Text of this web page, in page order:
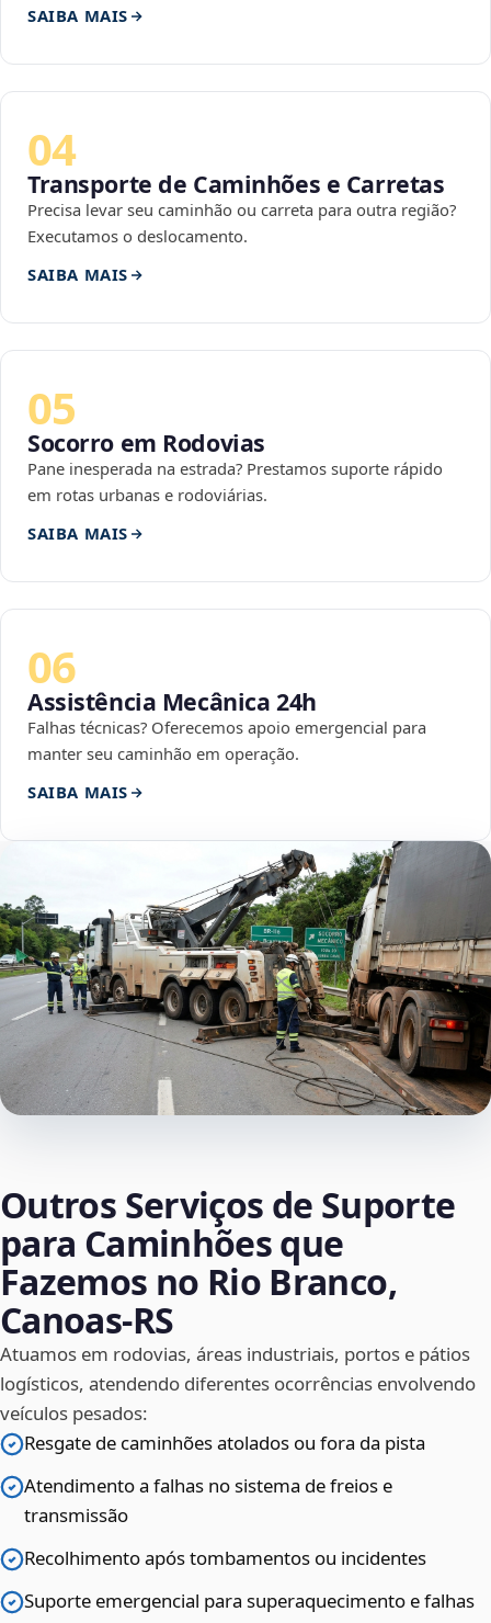
SAIBA MAIS
04
Transporte de Caminhões e Carretas
Precisa levar seu caminhão ou carreta para outra região?
Executamos o deslocamento.
SAIBA MAIS
05
Socorro em Rodovias
Pane inesperada na estrada? Prestamos suporte rápido
em rotas urbanas e rodoviárias.
SAIBA MAIS
06
Assistência Mecânica 24h
Falhas técnicas? Oferecemos apoio emergencial para
manter seu caminhão em operação.
SAIBA MAIS
Outros Serviços de Suporte
para Caminhões que
Fazemos no Rio Branco,
Canoas‑RS
Atuamos em rodovias, áreas industriais, portos e pátios
logísticos, atendendo diferentes ocorrências envolvendo
veículos pesados:
Resgate de caminhões atolados ou fora da pista
Atendimento a falhas no sistema de freios e
transmissão
Recolhimento após tombamentos ou incidentes
Suporte emergencial para superaquecimento e falhas